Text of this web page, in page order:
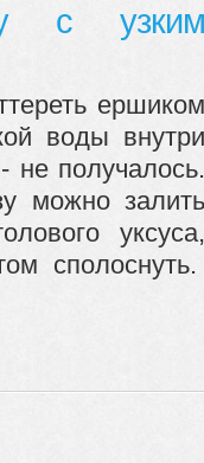
с узким
ершиком
воды внутри
не получалось.
можно залить
уксуса,